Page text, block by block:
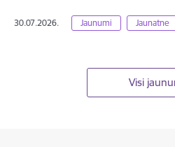
30.07.2026. Jaunumi Jaunatne
Visi